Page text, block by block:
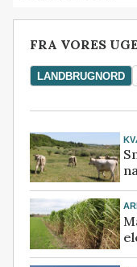
FRA VORES
LANDBRUGNORD